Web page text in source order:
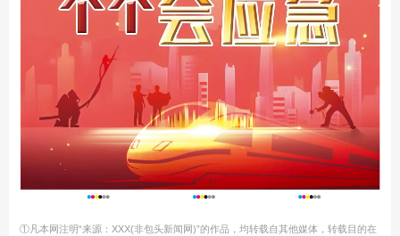
①凡本网注明“来源：XXX(非包头新闻网)”的作品，均转载自其他媒体，转载目的在